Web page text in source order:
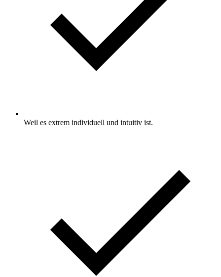
Weil es extrem individuell und intuitiv ist.